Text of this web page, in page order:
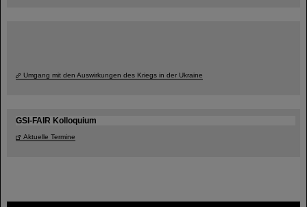
Umgang mit den Auswirkungen des Kriegs in der Ukraine
GSI-FAIR Kolloquium
Aktuelle Termine